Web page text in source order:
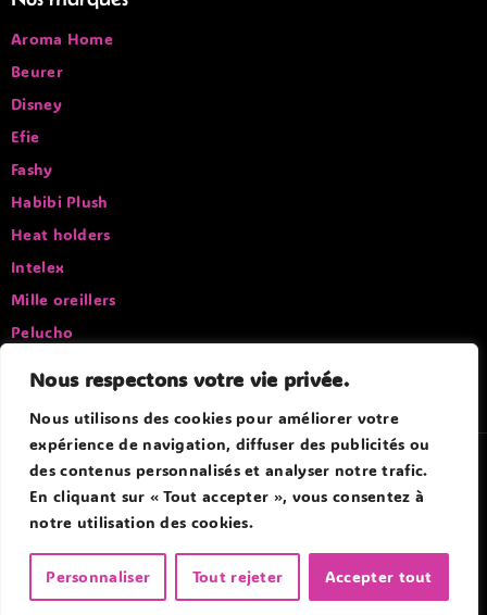
Nous respectons votre vie privée.
Nous utilisons des cookies pour améliorer votre
expérience de navigation, diffuser des publicités ou
des contenus personnalisés et analyser notre trafic.
En cliquant sur « Tout accepter », vous consentez à
notre utilisation des cookies.
Personnaliser Tout rejeter Accepter tout
Aroma Home
Beurer
Disney
Efie
Fashy
Habibi Plush
Heat holders
Intelex
Mille oreillers
Sissel
© 2026 Douce Bouillotte - Par Boitmobile - Agence web